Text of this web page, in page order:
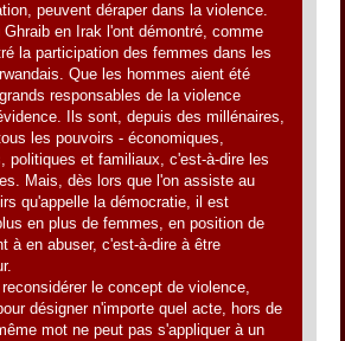
peuvent déraper dans la violence.
Ghraib en Irak l'ont démontré, comme
la participation des femmes dans les
Que les hommes aient été
responsables de la violence
Ils sont, depuis des millénaires,
les pouvoirs - économiques,
politiques et familiaux, c'est-à-dire les
Mais, dès lors que l'on assiste au
qu'appelle la démocratie, il est
en plus de femmes, en position de
à en abuser, c'est-à-dire à être
le concept de violence,
désigner n'importe quel acte, hors de
mot ne peut pas s'appliquer à un